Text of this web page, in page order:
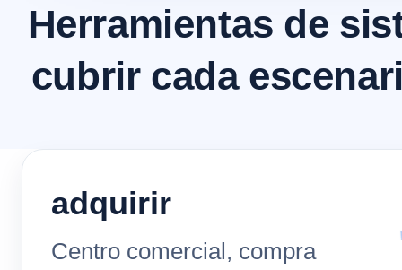
Herramientas de
cubrir cada
adquirir
Centro comercial, compra